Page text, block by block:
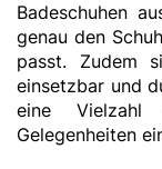
Badeschuhen
genau den
passt. Zudem
einsetzbar und
eine Vielzahl
Gelegenheiten